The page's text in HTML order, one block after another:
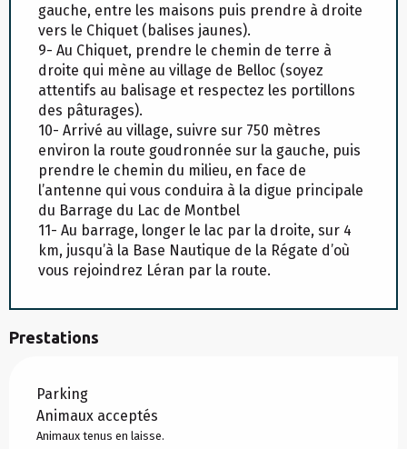
gauche, entre les maisons puis prendre à droite
vers le Chiquet (balises jaunes).
9- Au Chiquet, prendre le chemin de terre à
droite qui mène au village de Belloc (soyez
attentifs au balisage et respectez les portillons
des pâturages).
10- Arrivé au village, suivre sur 750 mètres
environ la route goudronnée sur la gauche, puis
prendre le chemin du milieu, en face de
l’antenne qui vous conduira à la digue principale
du Barrage du Lac de Montbel
11- Au barrage, longer le lac par la droite, sur 4
km, jusqu’à la Base Nautique de la Régate d’où
vous rejoindrez Léran par la route.
Prestations
Parking
Animaux acceptés
Animaux tenus en laisse.